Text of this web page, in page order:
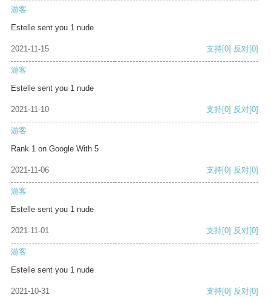
游客
Estelle sent you 1 nude
2021-11-15 支持[0] 反对[0]
游客
Estelle sent you 1 nude
2021-11-10 支持[0] 反对[0]
游客
Rank 1 on Google With 5
2021-11-06 支持[0] 反对[0]
游客
Estelle sent you 1 nude
2021-11-01 支持[0] 反对[0]
游客
Estelle sent you 1 nude
2021-10-31 支持[0] 反对[0]